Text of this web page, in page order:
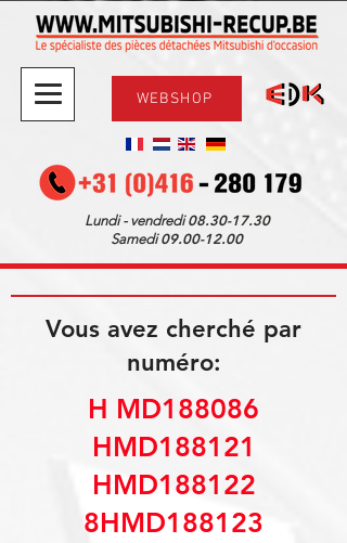
WEBSHOP
Lundi - vendredi08.30-17.30
Samedi09.00-12.00
Vous avez cherché par
numéro:
H MD188086
HMD188121
HMD188122
8HMD188123